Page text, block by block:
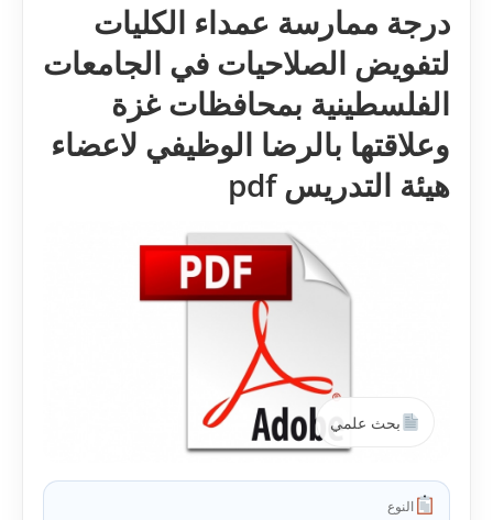
درجة ممارسة عمداء الكليات
لتفويض الصلاحيات في الجامعات
الفلسطينية بمحافظات غزة
وعلاقتها بالرضا الوظيفي لاعضاء
هيئة التدريس pdf
بحث علمي
النوع